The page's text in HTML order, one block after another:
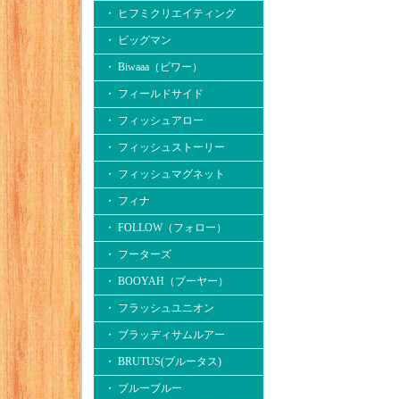
・ ヒフミクリエイティング
・ ビッグマン
・ Biwaaa（ビワー）
・ フィールドサイド
・ フィッシュアロー
・ フィッシュストーリー
・ フィッシュマグネット
・ フィナ
・ FOLLOW（フォロー）
・ フーターズ
・ BOOYAH（ブーヤー）
・ フラッシュユニオン
・ ブラッディサムルアー
・ BRUTUS(ブルータス)
・ ブルーブルー